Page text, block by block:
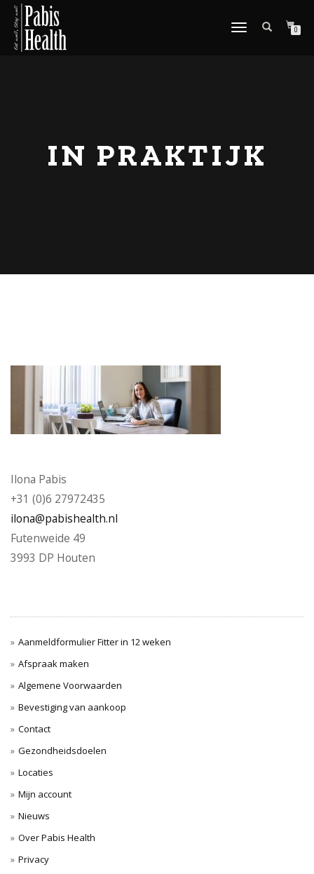
SCHAKEL
0
IN PRAKTIJK
Ilona Pabis
+31 (0)6 27972435
ilona@pabishealth.nl
Futenweide 49
3993 DP Houten
Aanmeldformulier Fitter in 12 weken
Afspraak maken
Algemene Voorwaarden
Bevestiging van aankoop
Contact
Gezondheidsdoelen
Locaties
Mijn account
Nieuws
Over Pabis Health
Privacy